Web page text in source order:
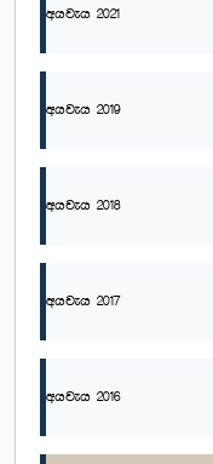
අයවැය 2021
අයවැය 2019
අයවැය 2018
අයවැය 2017
අයවැය 2016